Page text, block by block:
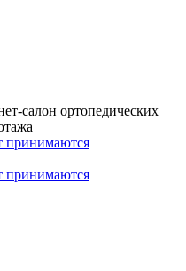
салон ортопедических
принимаются
принимаются